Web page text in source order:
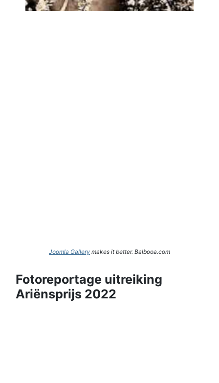
Joomla Gallery makes it better. Balbooa.com
Fotoreportage uitreiking
Ariënsprijs 2022